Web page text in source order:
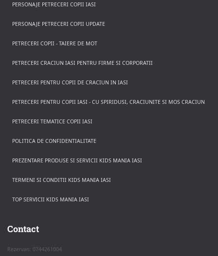
PERSONAJE PETRECERI COPII IASI
PERSONAJE PETRECERI COPII UPDATE
PETRECERI COPII - TAIERE DE MOT
PETRECERI CRACIUN IASI PENTRU FIRME SI CORPORATII
PETRECERI PENTRU COPII DE CRACIUN IN IASI
PETRECERI PENTRU COPII IASI - CU SPIRIDUSI, CRACIUNITE SI MOS CRACIUN
PETRECERI TEMATICE COPII IASI
POLITICA DE CONFIDENTIALITATE
PREZENTARE PRODUSE SI SERVICII KIDS MANIA IASI
TERMENI SI CONDITII KIDS MANIA IASI
TOP SERVICII KIDS MANIA IASI
Contact
Rezervari: 0744261004
Apasa pe o categorie ca sa vezi serviciile.